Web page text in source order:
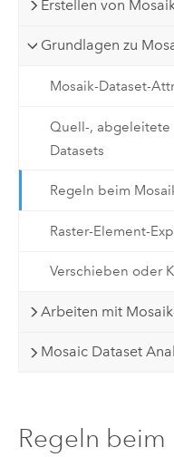
Erstellen von
Grundlagen zu
Mosaik-Dataset-
Quell-, abgeleitete
Datasets
Regeln beim
Raster-Element-
Verschieben oder
Arbeiten mit
Mosaic Dataset
Regeln beim